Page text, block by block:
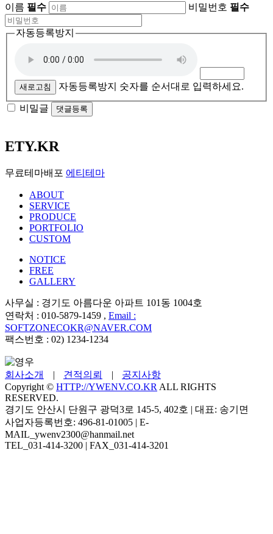
이름 필수 비밀번호 필수
자동등록방지
새로고침 자동등록방지 숫자를 순서대로 입력하세요.
비밀글 댓글등록
ETY.KR
무료테마배포 에티테마
ABOUT
SERVICE
PRODUCE
PORTFOLIO
CUSTOM
NOTICE
FREE
GALLERY
사무실 : 경기도 아름다운 아파트 101동 1004호
연락처 : 010-5879-1459 , Email :
SOFTZONECOKR@NAVER.COM
팩스번호 : 02) 1234-1234
회사소개 | 견적의뢰 |
공지사항
Copyright © HTTP://YWENV.CO.KR ALL RIGHTS
RESERVED.
경기도 안산시 단원구 광덕3로 145-5, 402호 | 대표: 송기면
사업자등록번호: 496-81-01005 | E-
MAIL_ywenv2300@hanmail.net
TEL_031-414-3200 | FAX_031-414-3201